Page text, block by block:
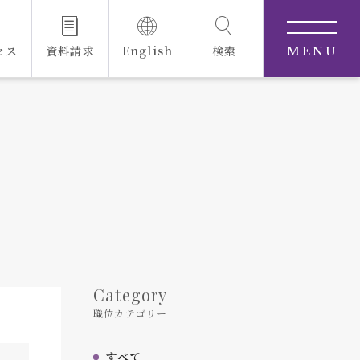
ス 資料請求 English 検索 MENU
Category
職位カテゴリー
すべて